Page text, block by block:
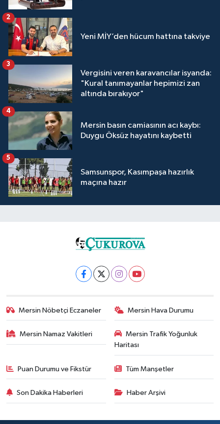
Yeni MİY’den hücum hattına takviye
2
Vergisini veren karavancılar isyanda:
"Kural tanımayanlar hepimizi zan
altında bırakıyor"
3
Mersin basın camiasının acı kaybı:
Duygu Öksüz hayatını kaybetti
4
Samsunspor, Kasımpaşa hazırlık
maçına hazır
5
Mersin Nöbetçi Eczaneler Mersin Hava Durumu
Mersin Namaz Vakitleri
Mersin Trafik Yoğunluk
Haritası
Puan Durumu ve Fikstür Tüm Manşetler
Son Dakika Haberleri Haber Arşivi